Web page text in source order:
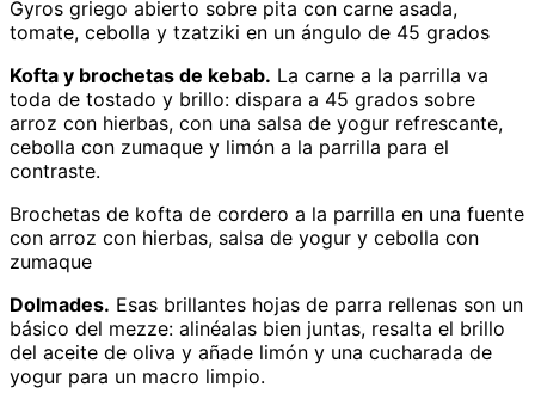
Gyros griego abierto sobre pita con carne asada,
tomate, cebolla y tzatziki en un ángulo de 45 grados
Kofta y brochetas de kebab. La carne a la parrilla va
toda de tostado y brillo: dispara a 45 grados sobre
arroz con hierbas, con una salsa de yogur refrescante,
cebolla con zumaque y limón a la parrilla para el
contraste.
Brochetas de kofta de cordero a la parrilla en una fuente
con arroz con hierbas, salsa de yogur y cebolla con
zumaque
Dolmades. Esas brillantes hojas de parra rellenas son un
básico del mezze: alinéalas bien juntas, resalta el brillo
del aceite de oliva y añade limón y una cucharada de
yogur para un macro limpio.